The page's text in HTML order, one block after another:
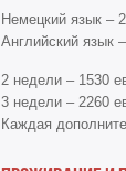
Немецкий язык –
Английский язык
2 недели – 1530
3 недели – 2260
Каждая